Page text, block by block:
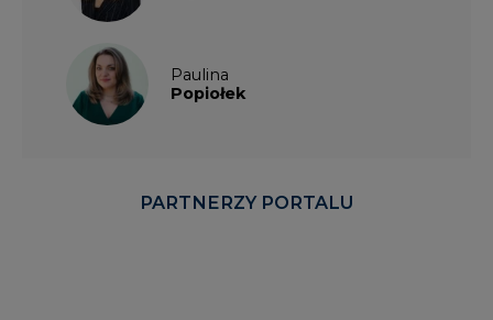
Paulina
Popiołek
PARTNERZY PORTALU